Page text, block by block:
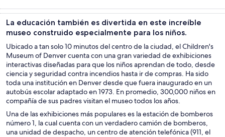
excursiones de
un día
historia
actividades al
aire libre
bebidas y vida
nocturna
La educación también es divertida en este increíble
museo construido especialmente para los niños.
Ubicado a tan solo 10 minutos del centro de la ciudad, el Children's
Museum of Denver cuenta con una gran variedad de exhibiciones
interactivas diseñadas para que los niños aprendan de todo, desde
ciencia y seguridad contra incendios hasta ir de compras. Ha sido
toda una institución en Denver desde que fuera inaugurado en un
autobús escolar adaptado en 1973. En promedio, 300,000 niños en
compañía de sus padres visitan el museo todos los años.
Una de las exhibiciones más populares es la estación de bomberos
número 1, la cual cuenta con un verdadero camión de bomberos,
una unidad de despacho, un centro de atención telefónica (911, el